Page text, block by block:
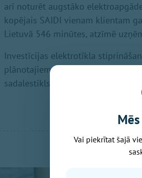
arī noturēt augstāko
kopējais SAIDI vienam klientam
Lietuvā 546 minūtes, atzīmē
Investīcijas elektrotīkla
plānotajiem investīciju
sadalestikls.lv pieejamajā
Vai piekrītat šajā